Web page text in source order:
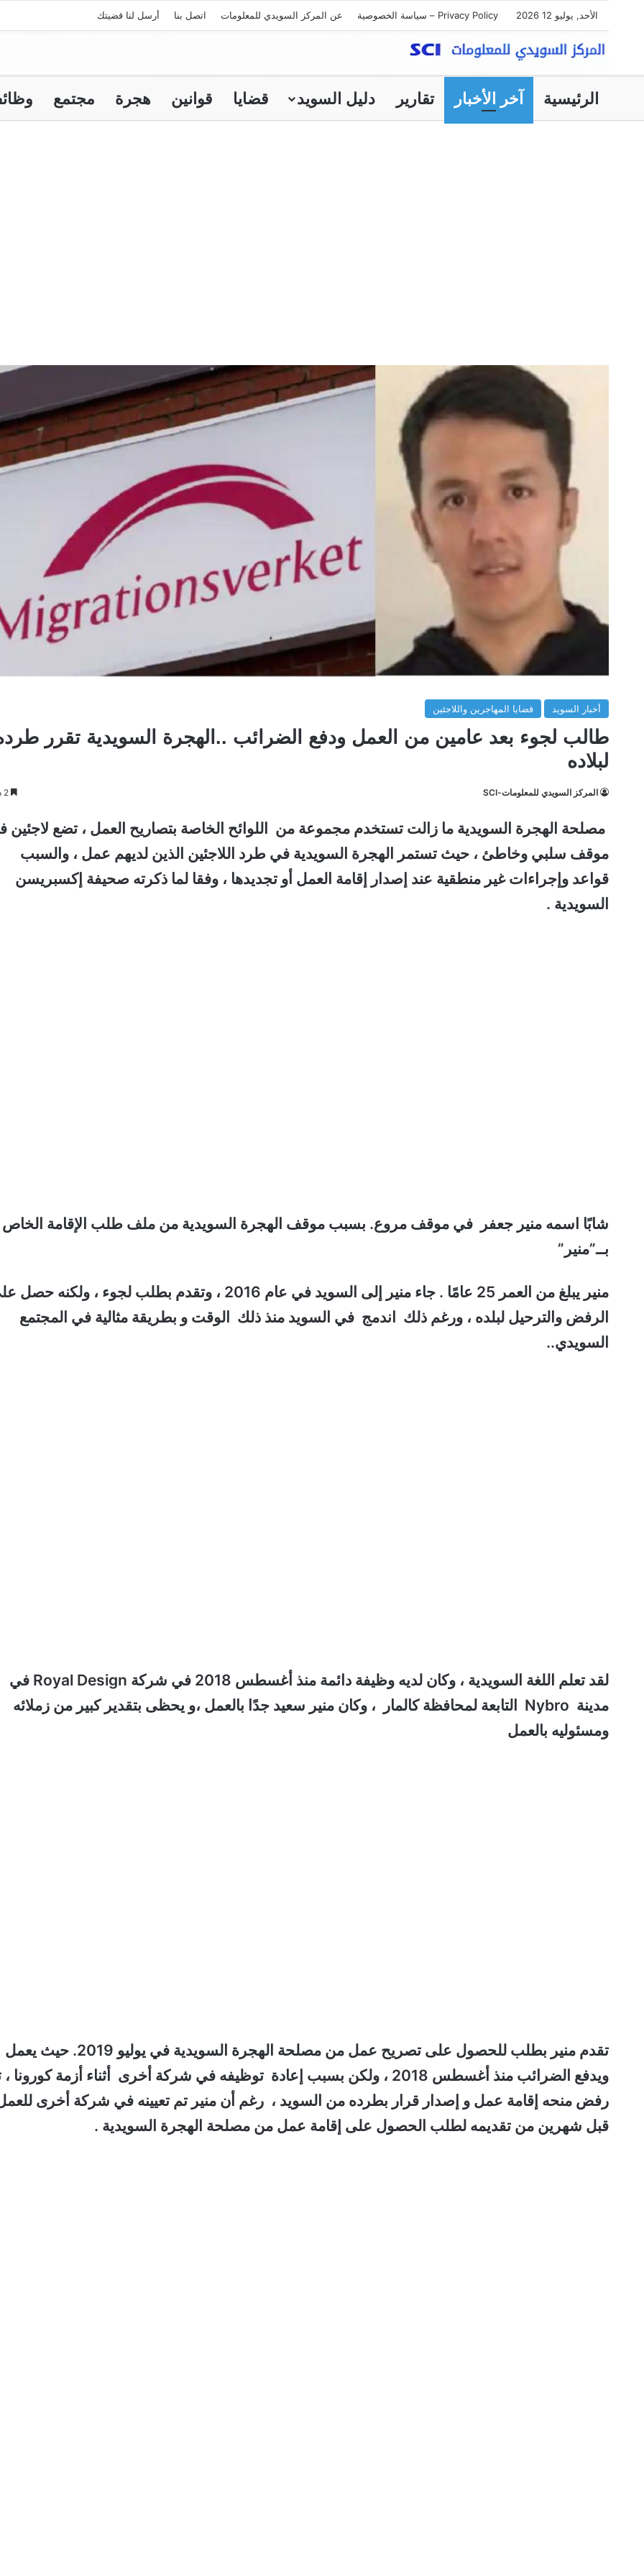
الأحد, يوليو 12 2026 Privacy Policy – سياسة الخصوصية عن المركز السويدي للمعلومات اتصل بنا أرسل لنا قضيتك
الرئيسية آخر الأخبار تقارير دليل السويد قضايا قوانين هجرة مجتمع
أخبار السويد قضايا المهاجرين واللاجئين
طالب لجوء بعد عامين من العمل ودفع الضرائب ..الهجرة السويدية تقرر
لبلاده
المركز السويدي للمعلومات-SCI 2 دقائق
مصلحة الهجرة السويدية ما زالت تستخدم مجموعة من اللوائح الخاصة بتصاريح العمل ، تضع لاجئين
موقف سلبي وخاطئ ، حيث تستمر الهجرة السويدية في طرد اللاجئين الذين لديهم عمل ، والسبب
قواعد وإجراءات غير منطقية عند إصدار إقامة العمل أو تجديدها ، وفقا لما ذكرته صحيفة إكسبريسن
السويدية .
شابًا اسمه منير جعفر في موقف مروع. بسبب موقف الهجرة السويدية من ملف طلب الإقامة الخاص
بــ”منير”
منير يبلغ من العمر 25 عامًا . جاء منير إلى السويد في عام 2016 ، وتقدم بطلب لجوء ، ولكنه
الرفض والترحيل لبلده ، ورغم ذلك اندمج في السويد منذ ذلك الوقت و بطريقة مثالية في المجتمع
السويدي..
لقد تعلم اللغة السويدية ، وكان لديه وظيفة دائمة منذ أغسطس 2018 في شركة Royal Design في
مدينة Nybro التابعة لمحافظة كالمار ، وكان منير سعيد جدًا بالعمل ،و يحظى بتقدير كبير من زملائه
ومسئوليه بالعمل
تقدم منير بطلب للحصول على تصريح عمل من مصلحة الهجرة السويدية في يوليو 2019. حيث يعمل
ويدفع الضرائب منذ أغسطس 2018 ، ولكن بسبب إعادة توظيفه في شركة أخرى أثناء أزمة كورونا
رفض منحه إقامة عمل و إصدار قرار بطرده من السويد ، رغم أن منير تم تعيينه في شركة أخرى
قبل شهرين من تقديمه لطلب الحصول على إقامة عمل من مصلحة الهجرة السويدية .